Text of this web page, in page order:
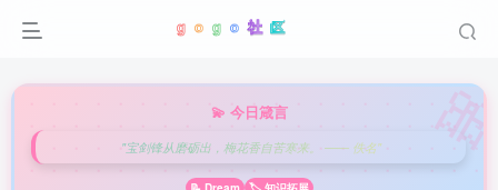
💫 今日箴言
"宝剑锋从磨砺出，梅花香自苦寒来。 —— 佚名"